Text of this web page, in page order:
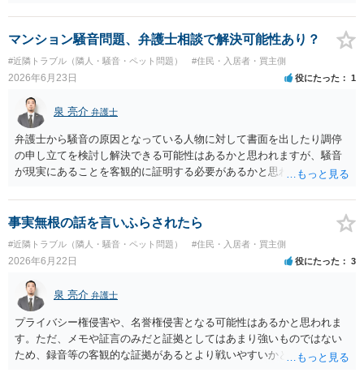
入れてしまっているということなので、もし11,000円の支払い合意も
撤回したいというのであれば、できれば内容証明で先方の支払いの請
求について一切応じるつもりがない旨を書面で伝えたうえで、先に差
し入れた合意書は撤回すると明確に示す必要があります。
マンション騒音問題、弁護士相談で解決可能性あり？
#近隣トラブル（隣人・騒音・ペット問題） #住民・入居者・買主側
2026年6月23日 役にたった 1
泉 亮介 弁護士
弁護士から騒音の原因となっている人物に対して書面を出したり調停
の申し立てを検討し解決できる可能性はあるかと思われますが、騒音
が現実にあることを客観的に証明する必要があるかと思われます。
事実無根の話を言いふらされたら
#近隣トラブル（隣人・騒音・ペット問題） #住民・入居者・買主側
2026年6月22日 役にたった 3
泉 亮介 弁護士
プライバシー権侵害や、名誉権侵害となる可能性はあるかと思われま
す。ただ、メモや証言のみだと証拠としてはあまり強いものではない
ため、録音等の客観的な証拠があるとより戦いやすいかと思われま